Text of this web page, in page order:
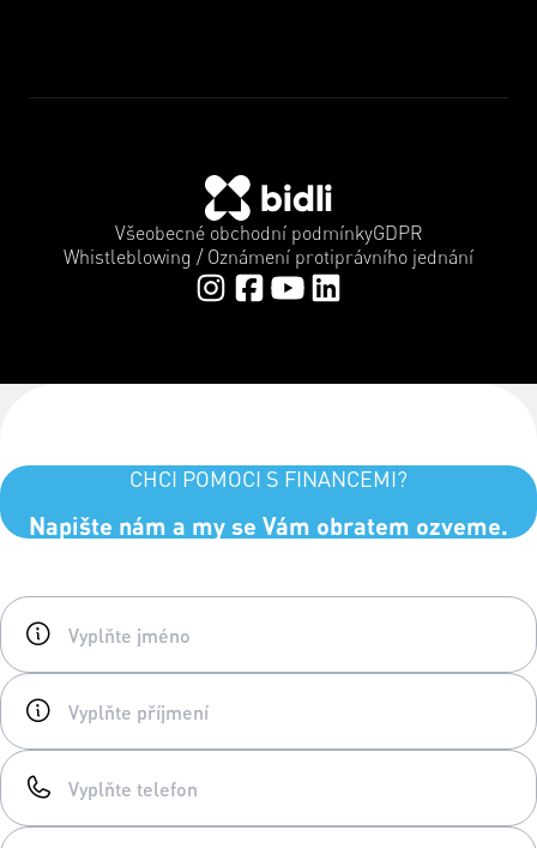
Všeobecné obchodní podmínkyGDPR
Whistleblowing / Oznámení protiprávního jednání
CHCI POMOCI S FINANCEMI?
Napište nám a my se Vám obratem ozveme.